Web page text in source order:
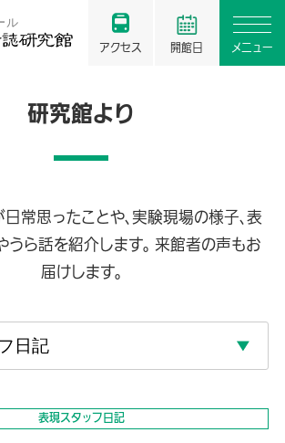
開館日 メニュー
アクセス
研究館より
常思ったことや、実験現場の様子、表
ら話を紹介します。 来館者の声もお
届けします。
表現スタッフ日記